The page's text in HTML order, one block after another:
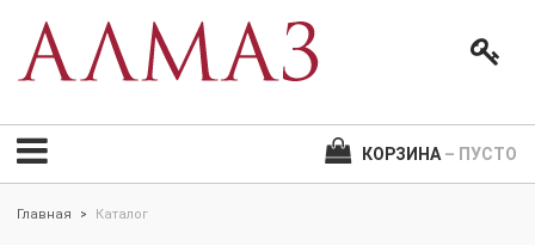
КОРЗИНА – ПУСТО
Главная > Каталог